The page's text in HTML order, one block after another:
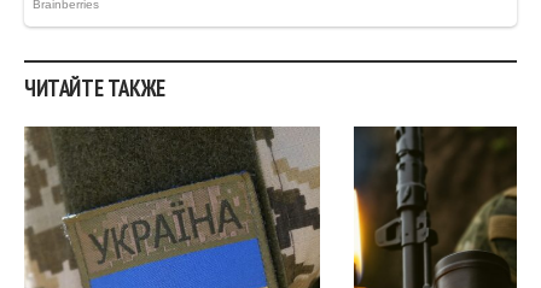
ЧИТАЙТЕ ТАКЖЕ